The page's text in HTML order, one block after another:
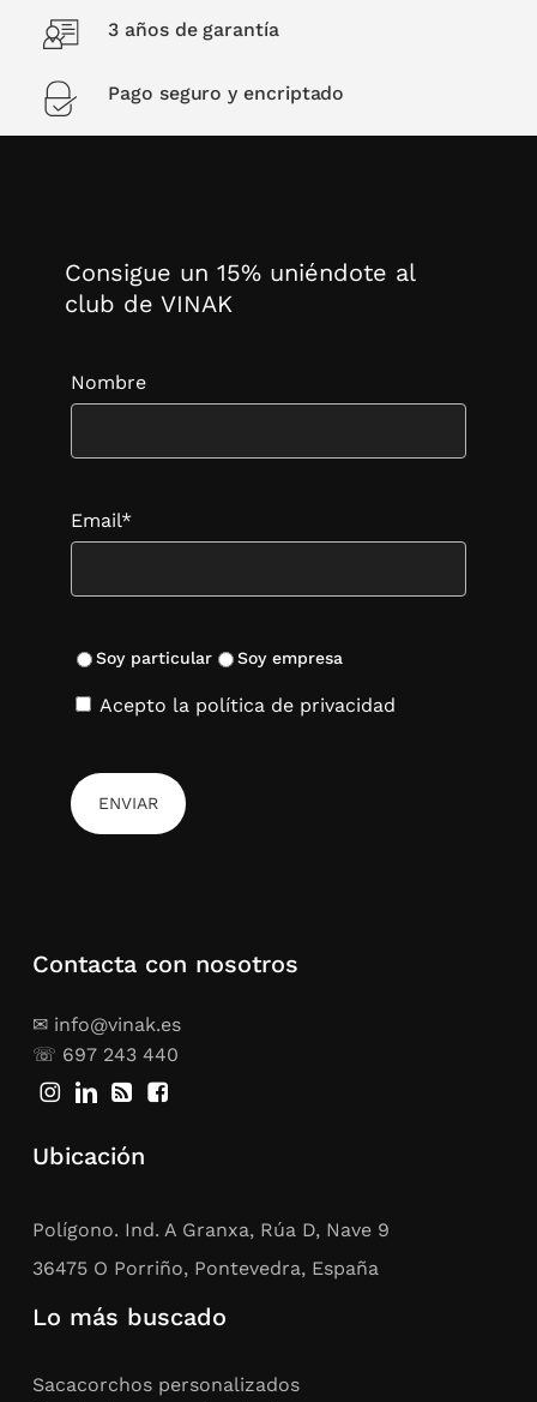
3 años de garantía
Pago seguro y encriptado
Consigue un 15% uniéndote al
club de VINAK
Nombre
Email*
Soy particular Soy empresa
Acepto la política de privacidad
Contacta con nosotros
✉ info@vinak.es
☏ 697 243 440
Ubicación
Polígono. Ind. A Granxa, Rúa D, Nave 9
36475 O Porriño, Pontevedra, España
Lo más buscado
Sacacorchos personalizados